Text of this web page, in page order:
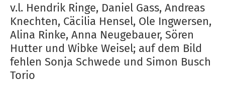
v.l. Hendrik Ringe, Daniel Gass, Andreas
Knechten, Cäcilia Hensel, Ole Ingwersen,
Alina Rinke, Anna Neugebauer, Sören
Hutter und Wibke Weisel; auf dem Bild
fehlen Sonja Schwede und Simon Busch
Torio